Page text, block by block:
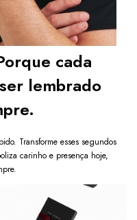
cada
lembrado
Transforme esses segundos
carinho e presença hoje,